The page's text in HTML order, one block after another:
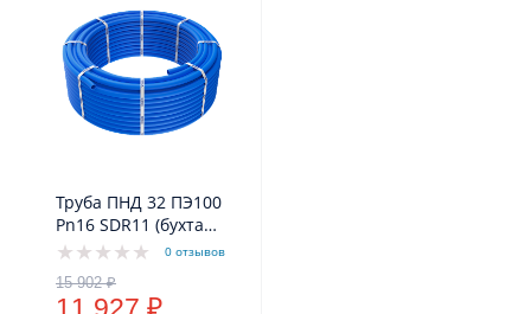
Труба ПНД 32 ПЭ100
Pn16 SDR11 (бухта
100м) (синий цвет)
0 отзывов